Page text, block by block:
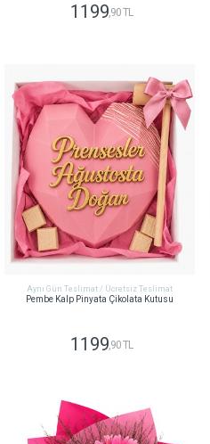
1199,90 TL
Aynı Gün Teslimat / Ücretsiz Teslimat
Pembe Kalp Pinyata Çikolata Kutusu
1199,90 TL